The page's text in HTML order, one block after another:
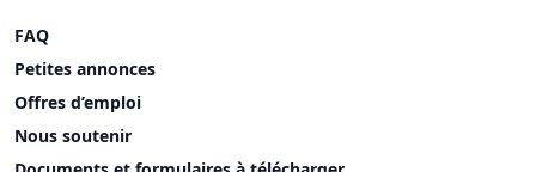
FAQ
Petites annonces
Offres d’emploi
Nous soutenir